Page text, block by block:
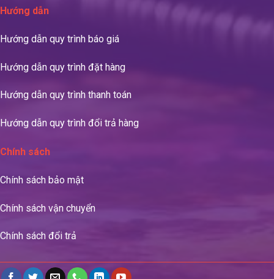
Hướng dẫn
Hướng dẫn quy trình báo giá
Hướng dẫn quy trình đặt hàng
Hướng dẫn quy trình thanh toán
Hướng dẫn quy trình đổi trả hàng
Chính sách
Chính sách bảo mật
Chính sách vận chuyển
Chính sách đổi trả